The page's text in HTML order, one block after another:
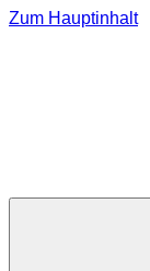
Zum Hauptinhalt